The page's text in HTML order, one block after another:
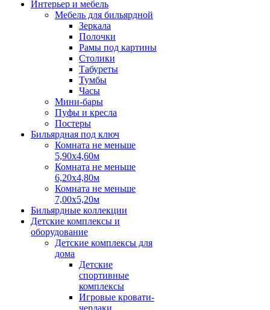
Интерьер и мебель
Мебель для бильярдной
Зеркала
Полочки
Рамы под картины
Столики
Табуреты
Тумбы
Часы
Мини-бары
Пуфы и кресла
Постеры
Бильярдная под ключ
Комната не меньше
5,90х4,60м
Комната не меньше
6,20х4,80м
Комната не меньше
7,00х5,20м
Бильярдные коллекции
Детские комплексы и
оборудование
Детские комплексы для
дома
Детские
спортивные
комплексы
Игровые кровати-
чердаки